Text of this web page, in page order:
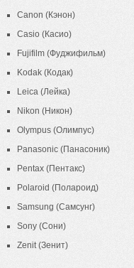
Canon (Кэнон)
Casio (Касио)
Fujifilm (Фуджифильм)
Kodak (Кодак)
Leica (Лейка)
Nikon (Никон)
Olympus (Олимпус)
Panasonic (Панасоник)
Pentax (Пентакс)
Polaroid (Полароид)
Samsung (Самсунг)
Sony (Сони)
Zenit (Зенит)